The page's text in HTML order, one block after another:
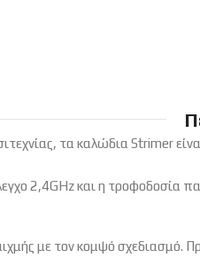
τα καλώδια Strimer
2,4GHz και η τροφοδοσία
με τον κομψό σχεδιασμό.